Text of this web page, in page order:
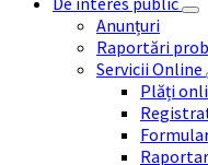
Anunțuri
Raportări
Servicii Online
Plăți